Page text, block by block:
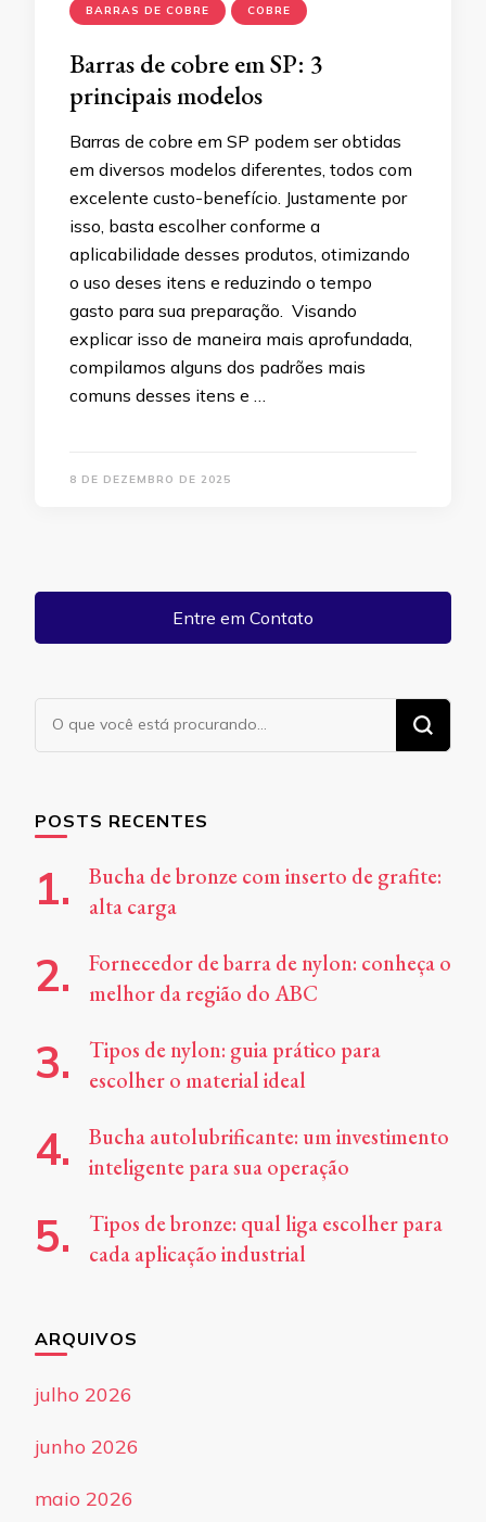
BARRAS DE COBRE COBRE
Barras de cobre em SP: 3
principais modelos
Barras de cobre em SP podem ser obtidas
em diversos modelos diferentes, todos com
excelente custo-benefício. Justamente por
isso, basta escolher conforme a
aplicabilidade desses produtos, otimizando
o uso deses itens e reduzindo o tempo
gasto para sua preparação. Visando
explicar isso de maneira mais aprofundada,
compilamos alguns dos padrões mais
comuns desses itens e …
8 DE DEZEMBRO DE 2025
Entre em Contato
Procurando
algo?
POSTS RECENTES
Bucha de bronze com inserto de grafite:
alta carga
Fornecedor de barra de nylon: conheça o
melhor da região do ABC
Tipos de nylon: guia prático para
escolher o material ideal
Bucha autolubrificante: um investimento
inteligente para sua operação
Tipos de bronze: qual liga escolher para
cada aplicação industrial
ARQUIVOS
julho 2026
junho 2026
maio 2026